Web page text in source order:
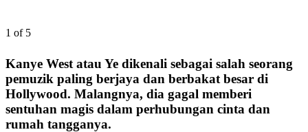
1 of 5
Kanye West atau Ye dikenali sebagai salah seorang
pemuzik paling berjaya dan berbakat besar di
Hollywood. Malangnya, dia gagal memberi
sentuhan magis dalam perhubungan cinta dan
rumah tangganya.